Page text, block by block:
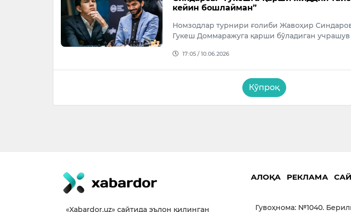
кейин бошлайман”
Номзодлар турнири ғолиби Жавоҳир
Гукеш Доммаражуга қарши бўладиган учрашув
17:05 / 10.06.2026
Кўпроқ
«Xabardor.uz» сайтида эълон қилинган
АЛОҚА РЕКЛАМА
Гувоҳнома: №1040.